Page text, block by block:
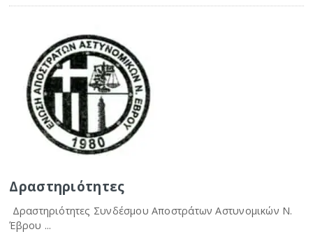
Δραστηριότητες
Δραστηριότητες Συνδέσμου Αποστράτων Αστυνομικών Ν.
Έβρου ...